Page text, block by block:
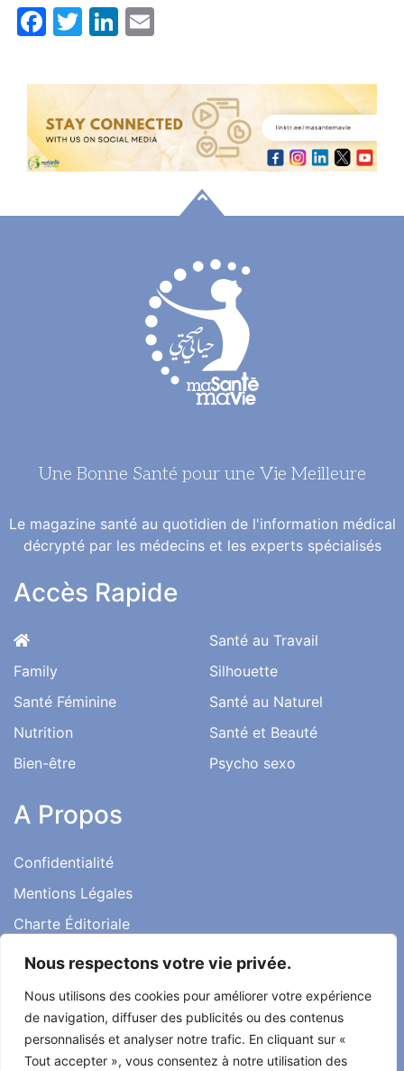
Nous respectons votre vie privée.
Nous utilisons des cookies pour améliorer votre expérience
de navigation, diffuser des publicités ou des contenus
personnalisés et analyser notre trafic. En cliquant sur «
Tout accepter », vous consentez à notre utilisation des
Facebook
TwitterLinkedIn
Une Bonne Santé pour une Vie Meilleure
Le magazine santé au quotidien de l'information médical
décrypté par les médecins et les experts spécialisés
Accès Rapide
Family
Santé Féminine
Nutrition
Bien-être
Santé au Travail
Silhouette
Santé au Naturel
Santé et Beauté
Psycho sexo
A Propos
Confidentialité
Mentions Légales
Charte Éditoriale
Conditions d’utilisation
Témoignages